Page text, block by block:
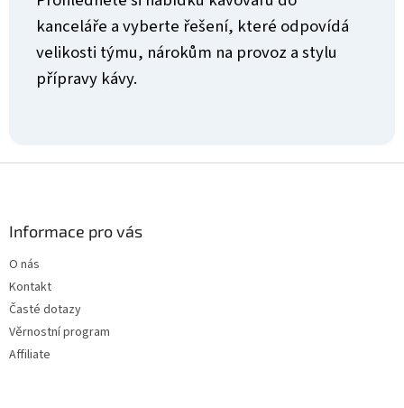
kanceláře a vyberte řešení, které odpovídá
velikosti týmu, nárokům na provoz a stylu
přípravy kávy.
Informace pro vás
O nás
Kontakt
Časté dotazy
Věrnostní program
Affiliate